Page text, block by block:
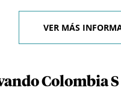
VER MÁS
Colombia S